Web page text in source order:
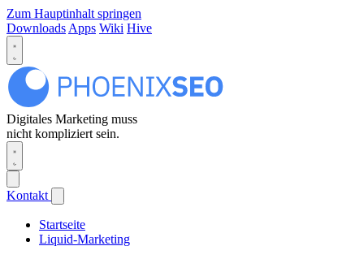
Zum Hauptinhalt springen
Downloads Apps Wiki Hive
Digitales Marketing muss
nicht kompliziert sein.
Kontakt
Startseite
Liquid-Marketing